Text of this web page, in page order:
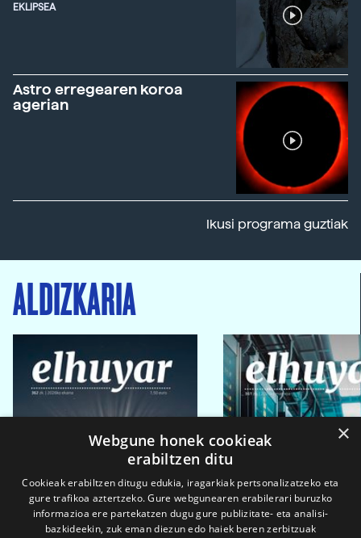
EKLIPSEA
Astro erregearen koroa
agerian
Ikusi programa guztiak
ALDIZKARIA
×
Webgune honek cookieak
erabiltzen ditu
Cookieak erabiltzen ditugu edukia, iragarkiak pertsonalizatzeko eta
gure trafikoa aztertzeko. Gure webgunearen erabilerari buruzko
informazioa ere partekatzen dugu gure publizitate- eta analisi-
bazkideekin, zuk eman diezun edo haiek beren zerbitzuak